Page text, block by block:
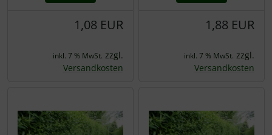
1,08 EUR
inkl. 7 % MwSt. zzgl.
Versandkosten
1,88 EUR
inkl. 7 % MwSt. zzgl.
Versandkosten